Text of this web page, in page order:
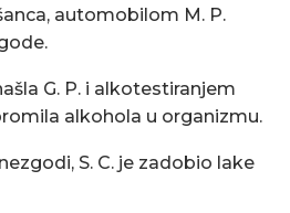
automobilom M. P.
G. P. i alkotestiranjem
alkohola u organizmu.
S. C. je zadobio lake